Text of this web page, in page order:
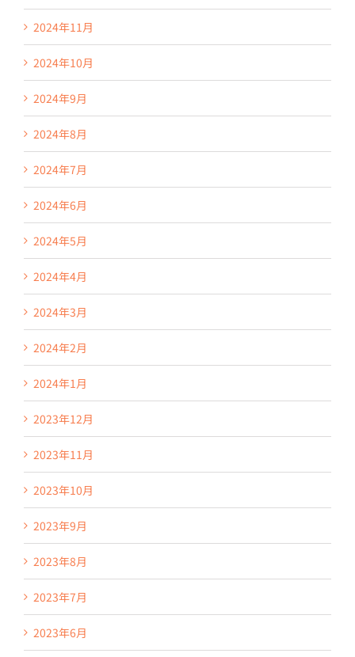
2024年11月
2024年10月
2024年9月
2024年8月
2024年7月
2024年6月
2024年5月
2024年4月
2024年3月
2024年2月
2024年1月
2023年12月
2023年11月
2023年10月
2023年9月
2023年8月
2023年7月
2023年6月